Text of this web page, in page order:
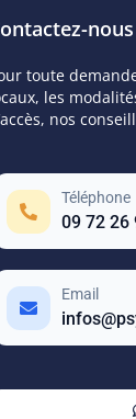
toute
les
nos
Téléphone
09 72 26
Email